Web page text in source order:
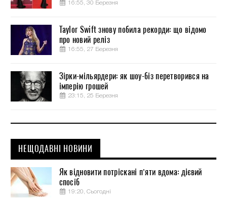
16:55, 30 Березня
Taylor Swift знову побила рекорди: що відомо
про новий реліз
16:55, 27 Березня
Зірки-мільярдери: як шоу-біз перетворився на
імперію грошей
23:15, 25 Березня
НЕЩОДАВНІ НОВИНИ
Як відновити потріскані п’яти вдома: дієвий
спосіб
19:20, Сьогодні